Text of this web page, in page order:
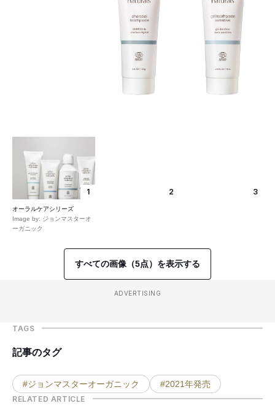
1
オーラルケアシリーズ
Image by: ジョンマスターオ
ーガニック
2 3
すべての画像（5点）を表示する
ADVERTISING
TAGS
記事のタグ
#ジョンマスターオーガニック #2021年発売
RELATED ARTICLE